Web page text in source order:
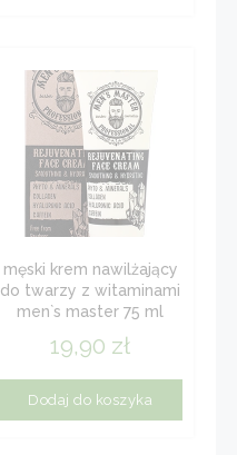
męski krem nawilżający
do twarzy z witaminami
men`s master 75 ml
19,90 zł
Dodaj do koszyka